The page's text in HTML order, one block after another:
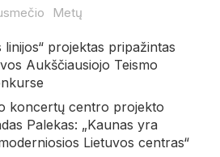
Metų
projektas pripažintas
Aukščiausiojo Teismo
koncertų centro projekto
Palekas: „Kaunas yra
Lietuvos centras“